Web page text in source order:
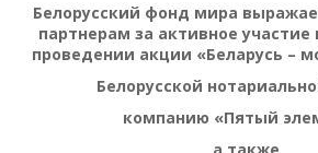
Белорусский фонд мира
партнерам за активное участие
проведении акции «Беларусь –
Белорусской
компанию «Пятый